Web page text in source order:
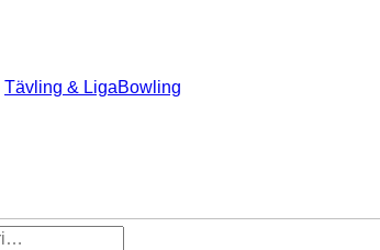
Tävling & LigaBowling